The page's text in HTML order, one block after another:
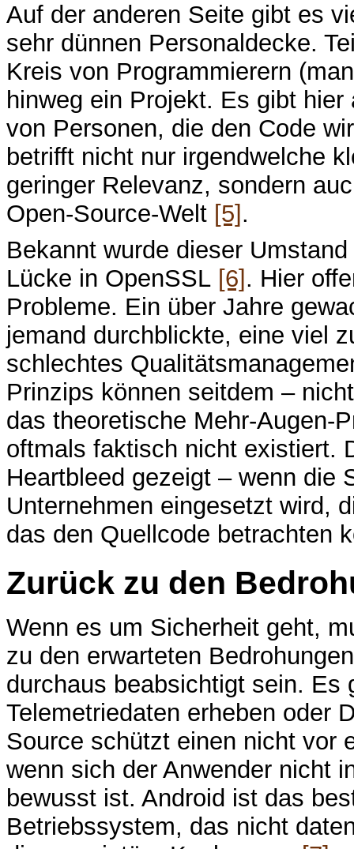
Auf der anderen Seite gibt es
sehr dünnen Personaldecke.
Kreis von Programmierern
hinweg ein Projekt. Es gibt
von Personen, die den Code
betrifft nicht nur irgendwelche
geringer Relevanz, sondern
Open-Source-Welt [5] .
Bekannt wurde dieser
Lücke in OpenSSL [6]. Hier
Probleme. Ein über Jahre
jemand durchblickte, eine viel
schlechtes
Prinzips können seitdem –
das theoretische Mehr-Augen-
oftmals faktisch nicht existiert.
Heartbleed gezeigt – wenn die
Unternehmen eingesetzt wird,
das den Quellcode betrachten
Zurück zu den
Wenn es um Sicherheit geht,
zu den erwarteten
durchaus beabsichtigt sein. Es
Telemetriedaten erheben oder
Source schützt einen nicht vor
wenn sich der Anwender nicht
bewusst ist. Android ist das
Betriebssystem, das nicht